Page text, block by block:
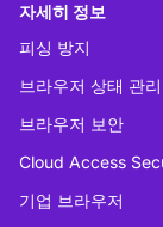
자세히 정보
피싱 방지
브라우저 상태 관리
브라우저 보안
Cloud Access
기업 브라우저